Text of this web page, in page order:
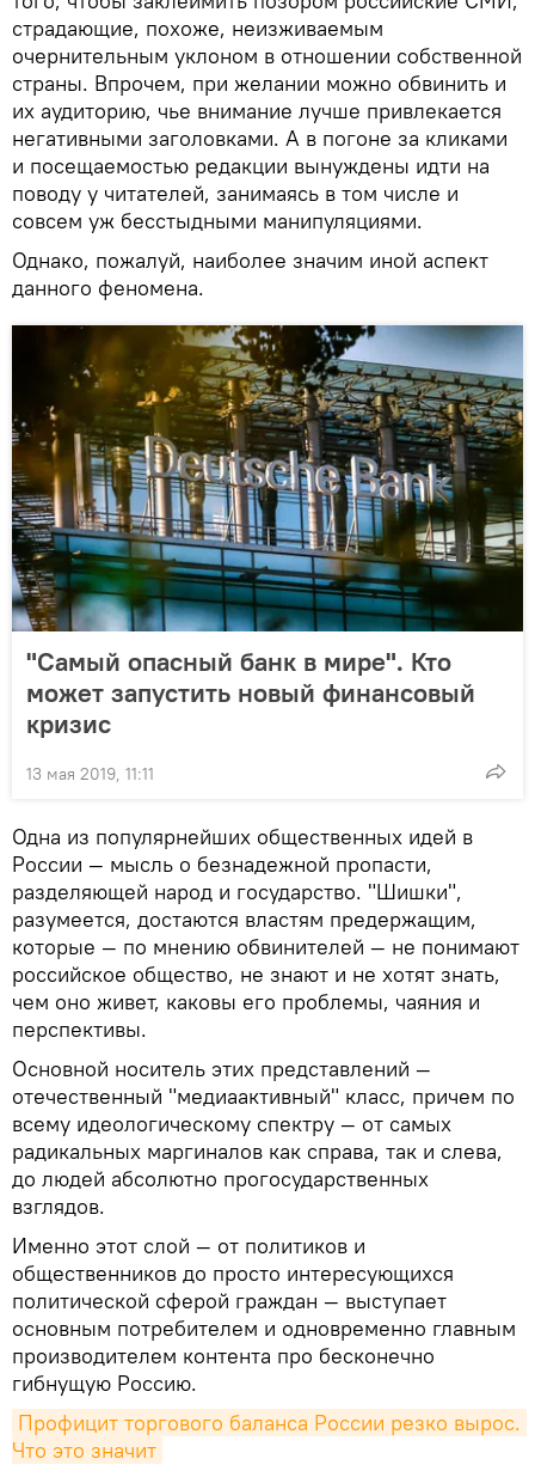
страдающие, похоже, неизживаемым
очернительным уклоном в отношении собственной
страны. Впрочем, при желании можно обвинить и
их аудиторию, чье внимание лучше привлекается
негативными заголовками. А в погоне за кликами
и посещаемостью редакции вынуждены идти на
поводу у читателей, занимаясь в том числе и
совсем уж бесстыдными манипуляциями.
Однако, пожалуй, наиболее значим иной аспект
данного феномена.
"Самый опасный банк в мире". Кто
может запустить новый финансовый
кризис
13 мая 2019, 11:11
Одна из популярнейших общественных идей в
России — мысль о безнадежной пропасти,
разделяющей народ и государство. "Шишки",
разумеется, достаются властям предержащим,
которые — по мнению обвинителей — не понимают
российское общество, не знают и не хотят знать,
чем оно живет, каковы его проблемы, чаяния и
перспективы.
Основной носитель этих представлений —
отечественный "медиаактивный" класс, причем по
всему идеологическому спектру — от самых
радикальных маргиналов как справа, так и слева,
до людей абсолютно прогосударственных
взглядов.
Именно этот слой — от политиков и
общественников до просто интересующихся
политической сферой граждан — выступает
основным потребителем и одновременно главным
производителем контента про бесконечно
гибнущую Россию.
Профицит торгового баланса России резко вырос.
Что это значит